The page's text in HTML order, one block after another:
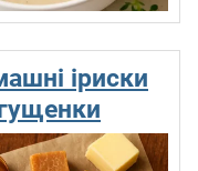
іриски